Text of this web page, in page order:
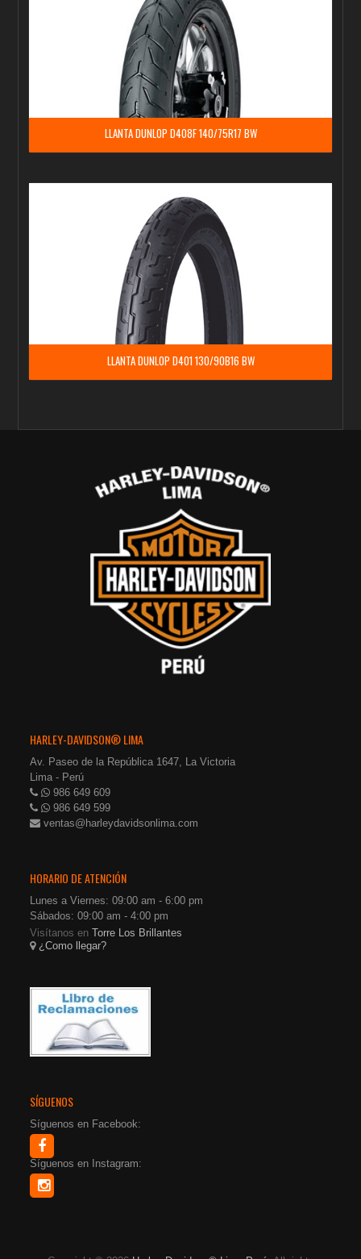
LLANTA DUNLOP D408F 140/75R17 BW
LLANTA DUNLOP D401 130/90B16 BW
HARLEY-DAVIDSON® LIMA
Av. Paseo de la República 1647, La Victoria
Lima - Perú
986 649 609
986 649 599
ventas@harleydavidsonlima.com
HORARIO DE ATENCIÓN
Lunes a Viernes: 09:00 am - 6:00 pm
Sábados: 09:00 am - 4:00 pm
Visítanos enTorre Los Brillantes
¿Como llegar?
SÍGUENOS
Síguenos en Facebook:
Síguenos en Instagram: